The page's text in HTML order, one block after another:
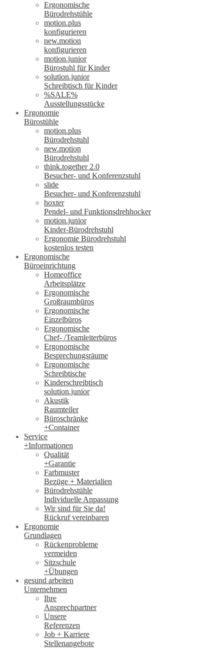
Ergonomische
Bürodrehstühle
motion.plus
konfigurieren
new.motion
konfigurieren
motion.junior
Bürostuhl für Kinder
solution.junior
Schreibtisch für Kinder
%SALE%
Ausstellungsstücke
Ergonomie
Bürostühle
motion.plus
Bürodrehstuhl
new.motion
Bürodrehstuhl
think.together 2.0
Besucher- und Konferenzstuhl
slide
Besucher- und Konferenzstuhl
hoxter
Pendel- und Funktionsdrehhocker
motion.junior
Kinder-Bürodrehstuhl
Ergonomie Bürodrehstuhl
kostenlos testen
Ergonomische
Büroeinrichtung
Homeoffice
Arbeitsplätze
Ergonomische
Großraumbüros
Ergonomische
Einzelbüros
Ergonomische
Chef- /Teamleiterbüros
Ergonomische
Besprechungsräume
Ergonomische
Schreibtische
Kinderschreibtisch
solution.junior
Akustik
Raumteiler
Büroschränke
+Container
Service
+Informationen
Qualität
+Garantie
Farbmuster
Bezüge + Materialien
Bürodrehstühle
Individuelle Anpassung
Wir sind für Sie da!
Rückruf vereinbaren
Ergonomie
Grundlagen
Rückenprobleme
vermeiden
Sitzschule
+Übungen
gesund arbeiten
Unternehmen
Ihre
Ansprechpartner
Unsere
Referenzen
Job + Karriere
Stellenangebote